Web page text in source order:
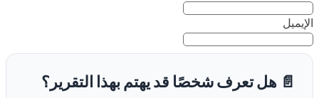
الإيميل
📄 هل تعرف شخصًا قد يهتم بهذا التقرير؟